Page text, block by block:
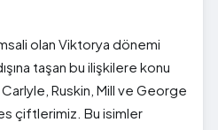
olan Viktorya dönemi
taşan bu ilişkilere konu
Ruskin, Mill ve George
çiftlerimiz. Bu isimler